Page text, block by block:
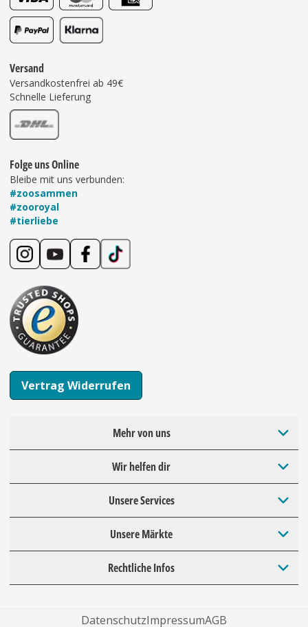
Versand
Versandkostenfrei ab 49€
Schnelle Lieferung
Folge uns Online
Bleibe mit uns verbunden:
#zoosammen
#zooroyal
#tierliebe
Vertrag Widerrufen
Mehr von uns
Wir helfen dir
Unsere Services
Unsere Märkte
Rechtliche Infos
DatenschutzImpressumAGB